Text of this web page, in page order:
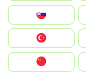
United States
中國香港特別行政區